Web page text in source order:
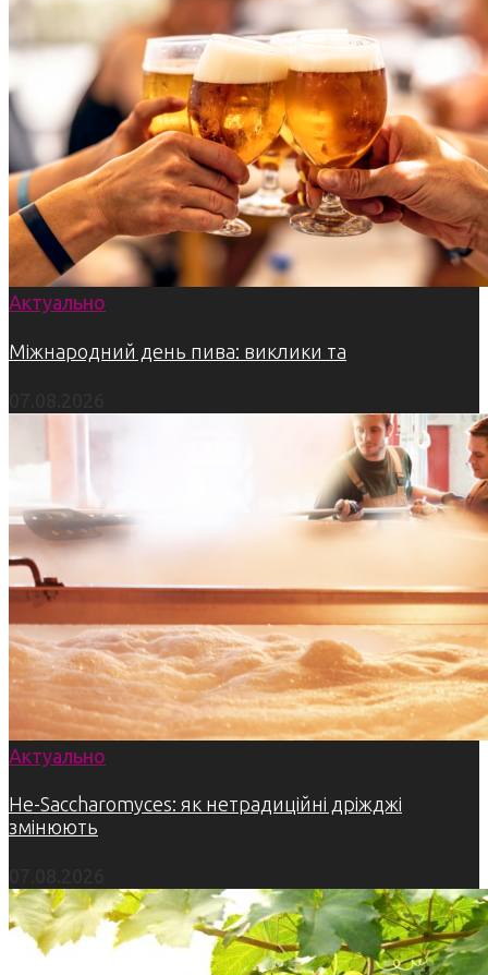
Актуально
Міжнародний день пива: виклики та
Актуально
Не-Saccharomyces: як нетрадиційні дріжджі
змінюють